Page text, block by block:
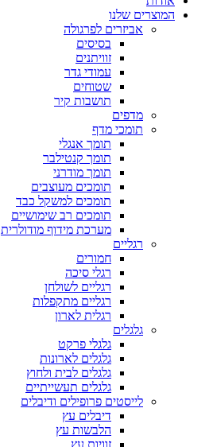
המוצרים שלנו
אביזרים לפרגולה
בסיסים
זוויתנים
עמודי גדר
שטוחים
תושבות קיר
מדפים
תומכי מדף
תומך אנגלי
תומך קנטילבר
תומך מודרני
תומכים מעוצבים
תומכים למשקל כבד
תומכים רב שימושיים
מערכת מידוף מודולרית
רגליים
חמורים
רגלי סיכה
רגליים לשולחן
רגליים מתקפלות
רגלית לארון
גלגלים
גלגלי פרקט
גלגלים לארונות
גלגלים לבית ולחוץ
גלגלים תעשייתיים
לייסטים פרופילים ודיבלים
דיבלים עץ
הלבשות עץ
זוויות עץ